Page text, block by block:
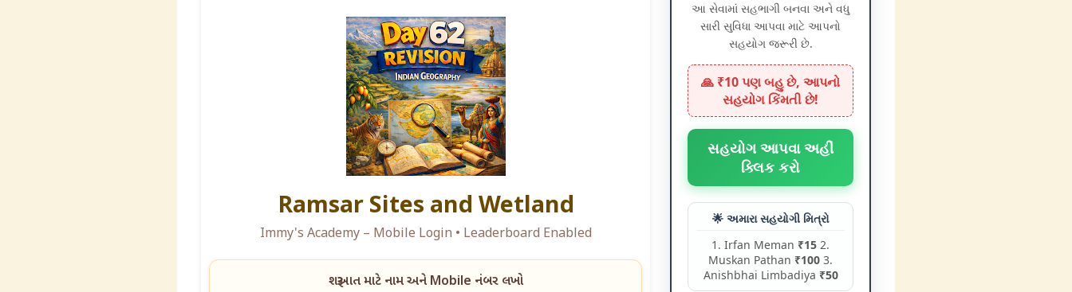
Ramsar Sites and Wetland
Immy's Academy – Mobile Login • Leaderboard Enabled
શરૂઆત માટે નામ અને Mobile નંબર લખો
આ સેવામાં સહભાગી બનવા અને વધુ
સારી સુવિધા આપવા માટે આપનો
સહયોગ જરૂરી છે.
🙏 ₹10 પણ બહુ છે, આપનો
સહયોગ કિંમતી છે!
સહયોગ આપવા અહીં
ક્લિક કરો
🌟 અમારા સહયોગી મિત્રો
1. Irfan Meman ₹15 2.
Muskan Pathan ₹100 3.
Anishbhai Limbadiya ₹50